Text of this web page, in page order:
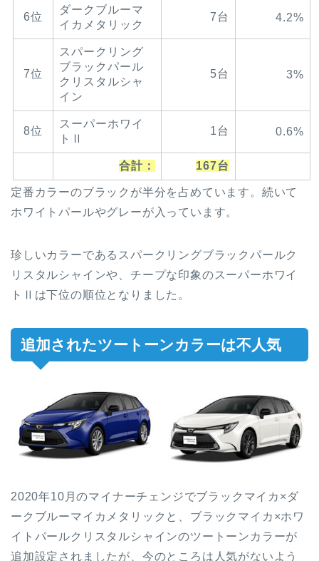
6位
ダークブルーマ
イカメタリック
7台 4.2%
7位
スパークリング
ブラックパール
クリスタルシャ
イン
5台 3%
8位
スーパーホワイ
トⅡ
1台 0.6%
合計： 167台
定番カラーのブラックが半分を占めています。続いて
ホワイトパールやグレーが入っています。
珍しいカラーであるスパークリングブラックパールク
リスタルシャインや、チープな印象のスーパーホワイ
トⅡは下位の順位となりました。
追加されたツートーンカラーは不人気
2020年10月のマイナーチェンジでブラックマイカ×ダ
ークブルーマイカメタリックと、ブラックマイカ×ホワ
イトパールクリスタルシャインのツートーンカラーが
追加設定されましたが、今のところは人気がないよう